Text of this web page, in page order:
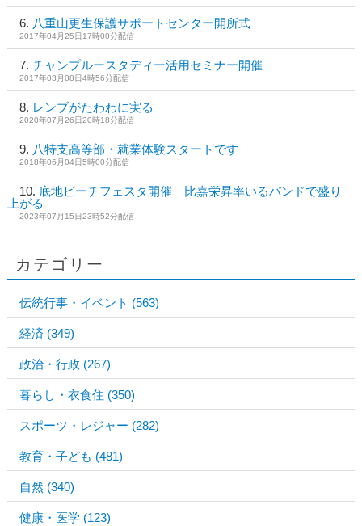
八重山更生保護サポートセンター開所式
2017年04月25日17時00分配信
チャンプルースタディー活用セミナー開催
2017年03月08日4時56分配信
レンブがたわわに実る
2020年07月26日20時18分配信
八特支高等部・就業体験スタートです
2018年06月04日5時00分配信
底地ビーチフェスタ開催 比嘉栄昇率いるバンドで盛り
上がる
2023年07月15日23時52分配信
カテゴリー
伝統行事・イベント (563)
経済 (349)
政治・行政 (267)
暮らし・衣食住 (350)
スポーツ・レジャー (282)
教育・子ども (481)
自然 (340)
健康・医学 (123)